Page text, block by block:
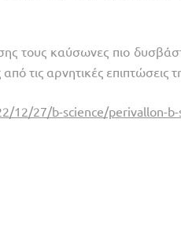
τους καύσωνες πιο
τις αρνητικές επιπτώσεις
12/27/b-science/perivallon-